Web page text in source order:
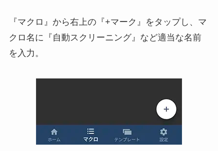
『マクロ』から右上の『+マーク』をタップし、マ
クロ名に『自動スクリーニング』など適当な名前
を入力。